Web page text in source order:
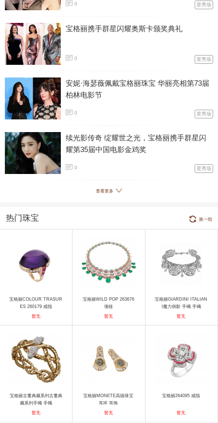
0 星秀场
宝格丽携手群星闪耀奥斯卡颁奖典礼
0 星秀场
安妮·海瑟薇佩戴宝格丽珠宝 华丽亮相第73届
柏林电影节
0 星秀场
续光影传奇 绽耀世之光，宝格丽携手群星闪
耀第35届中国电影金鸡奖
0 星秀场
查看更多
热门珠宝 换一组
宝格丽COLOUR TRASUR
ES 260179 戒指
暂无
宝格丽WILD POP 263676
项链
暂无
宝格丽GIARDINI ITALIAN
I魔力倒影 手镯 手镯
暂无
宝格丽古董典藏系列古董典
藏系列手镯 手镯
暂无
宝格丽MONETE高级珠宝
耳环 耳饰
暂无
宝格丽264095 戒指
暂无